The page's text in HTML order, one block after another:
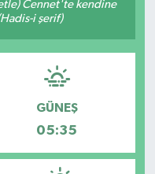
Cennet'te kendine
i şerif)
GÜNEŞ
05:35